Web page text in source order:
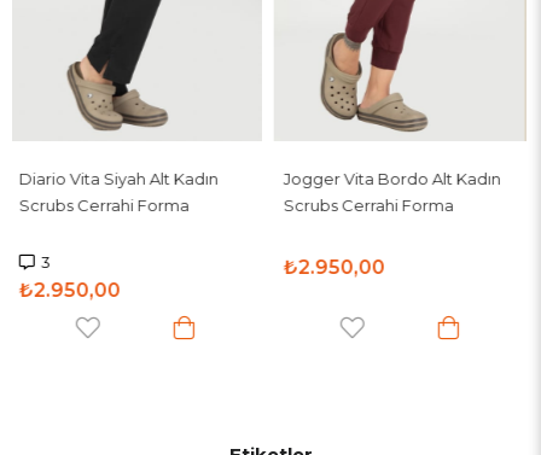
Jogger Vita Bordo Alt Kadın
Scrubs Cerrahi Forma